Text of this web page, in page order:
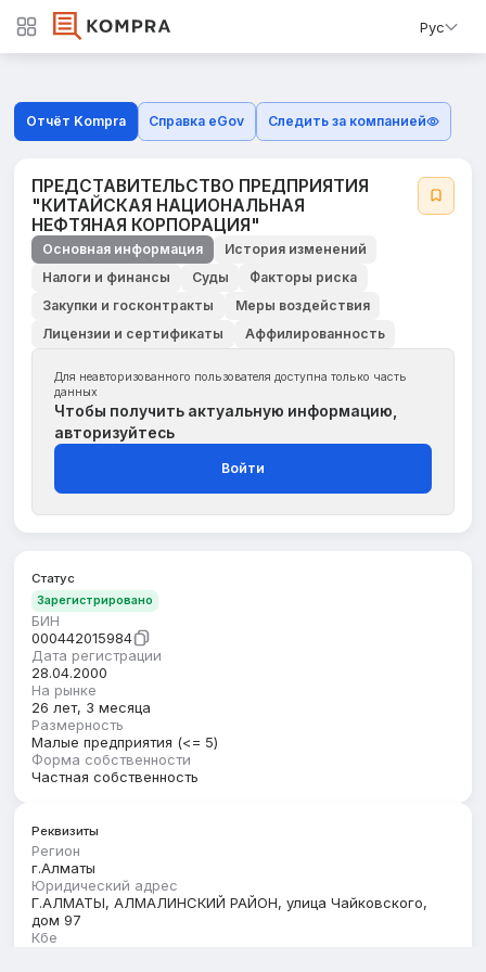
Рус
Отчёт Kompra Справка eGov Следить за компанией
ПРЕДСТАВИТЕЛЬСТВО ПРЕДПРИЯТИЯ
"КИТАЙСКАЯ НАЦИОНАЛЬНАЯ
НЕФТЯНАЯ КОРПОРАЦИЯ"
Основная информация
История изменений
Налоги и финансы
Суды
Факторы риска
Закупки и госконтракты
Меры воздействия
Лицензии и сертификаты
Аффилированность
Для неавторизованного пользователя доступна только часть
данных
Чтобы получить актуальную информацию,
авторизуйтесь
Войти
Статус
Зарегистрировано
БИН
000442015984
Дата регистрации
28.04.2000
На рынке
26 лет, 3 месяца
Размерность
Малые предприятия (<= 5)
Форма собственности
Частная собственность
Реквизиты
Регион
г.Алматы
Юридический адрес
Г.АЛМАТЫ, АЛМАЛИНСКИЙ РАЙОН, улица Чайковского,
дом 97
Кбе